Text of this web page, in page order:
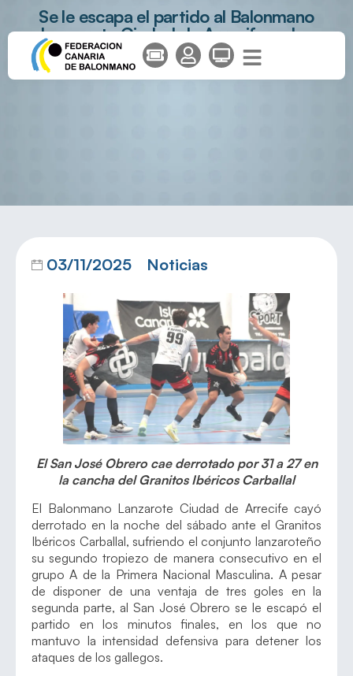
Se le escapa el partido al Balonmano
Lanzarote Ciudad de Arrecife en los
minutos finales
03/11/2025 Noticias
El San José Obrero cae derrotado por 31 a 27 en
la cancha del Granitos Ibéricos Carballal
El Balonmano Lanzarote Ciudad de Arrecife cayó
derrotado en la noche del sábado ante el Granitos
Ibéricos Carballal, sufriendo el conjunto lanzaroteño
su segundo tropiezo de manera consecutivo en el
grupo A de la Primera Nacional Masculina. A pesar
de disponer de una ventaja de tres goles en la
segunda parte, al San José Obrero se le escapó el
partido en los minutos finales, en los que no
mantuvo la intensidad defensiva para detener los
ataques de los gallegos.